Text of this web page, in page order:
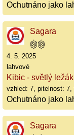
Ochutnáno jako
Sagara
4. 5. 2025
lahvové
Kibic - světlý ležák
vzhled: 7, pitelnost:
Ochutnáno jako
Sagara